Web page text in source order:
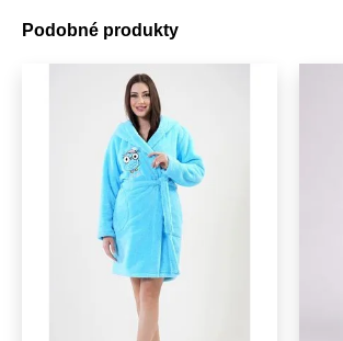
Podobné produkty